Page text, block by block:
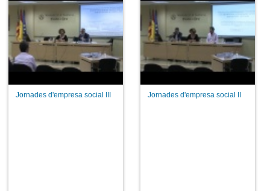
Jornades d'empresa social III Jornades d'empresa social II